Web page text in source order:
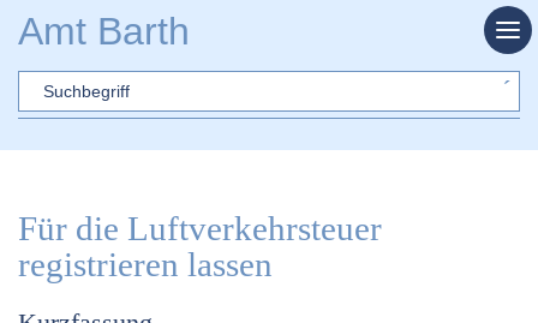
Amt Barth
Sword
Für die Luftverkehrsteuer
registrieren lassen